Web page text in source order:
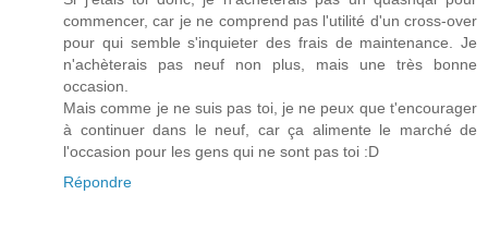
commencer, car je ne comprend pas l'utilité d'un cross-over
pour qui semble s'inquieter des frais de maintenance. Je
n'achèterais pas neuf non plus, mais une très bonne
occasion.
Mais comme je ne suis pas toi, je ne peux que t'encourager
à continuer dans le neuf, car ça alimente le marché de
l'occasion pour les gens qui ne sont pas toi :D
Répondre